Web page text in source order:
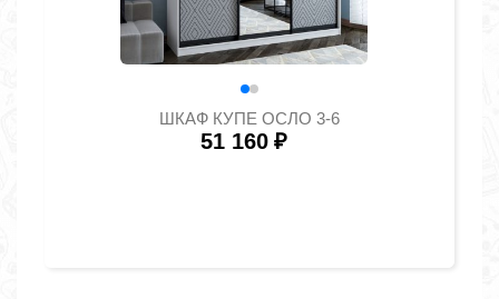
ШКАФ КУПЕ ОСЛО 3-6
51 160 ₽